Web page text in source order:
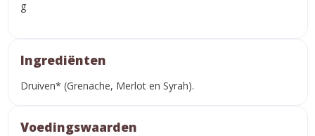
Ingrediënten
Druiven* (Grenache, Merlot en Syrah).
Voedingswaarden